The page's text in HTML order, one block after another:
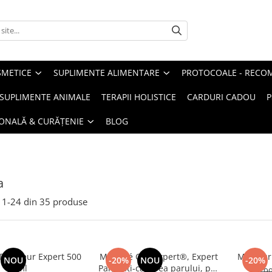
SUPLIMENTE ALIMENTARE PROTOCOALE -
ANIMALE TERAPII HOLISTICE CARDURI CADOU
& CURĂȚENIE BLOG
1-24 din 35 produse
NOU
Expert 500
ml
-20% NOU
Manhaé Cap Expert®, Expert
Par, anti-caderea parului, par
-20%